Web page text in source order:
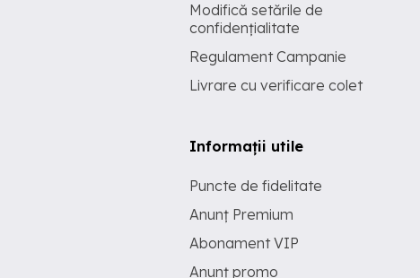
Modifică setările de
confidențialitate
Regulament Campanie
Livrare cu verificare colet
Informații utile
Puncte de fidelitate
Anunț Premium
Abonament VIP
Anunț promo